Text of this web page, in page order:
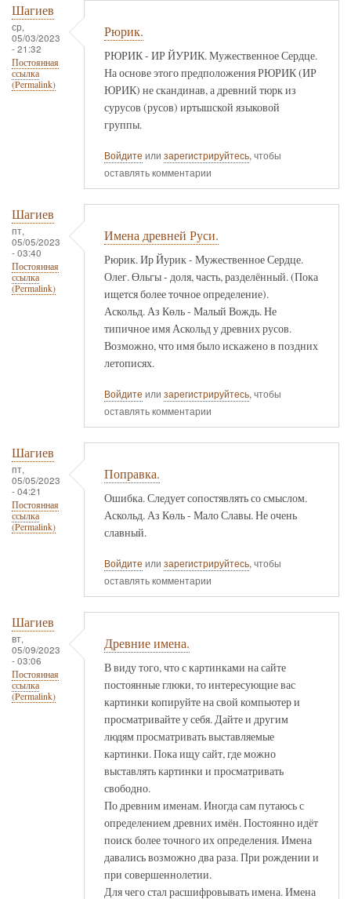
Шагиев
ср,
05/03/2023
- 21:32
Постоянная
ссылка
(Permalink)
Рюрик.
РЮРИК - ИР ЙУРИК. Мужественное Сердце.
На основе этого предположения РЮРИК (ИР
ЮРИК) не скандинав, а древний тюрк из
сурусов (русов) иртышской языковой
группы.
Войдите или зарегистрируйтесь, чтобы
оставлять комментарии
Шагиев
пт,
05/05/2023
- 03:40
Постоянная
ссылка
(Permalink)
Имена древней Руси.
Рюрик. Ир Йурик - Мужественное Сердце.
Олег. Өльгы - доля, часть, разделённый. (Пока
ищется более точное определение).
Аскольд. Аз Көль - Малый Вождь. Не
типичное имя Аскольд у древних русов.
Возможно, что имя было искажено в поздних
летописях.
Войдите или зарегистрируйтесь, чтобы
оставлять комментарии
Шагиев
пт,
05/05/2023
- 04:21
Постоянная
ссылка
(Permalink)
Поправка.
Ошибка. Следует сопостявлять со смыслом.
Аскольд. Аз Көль - Мало Славы. Не очень
славный.
Войдите или зарегистрируйтесь, чтобы
оставлять комментарии
Шагиев
вт,
05/09/2023
- 03:06
Постоянная
ссылка
(Permalink)
Древние имена.
В виду того, что с картинками на сайте
постоянные глюки, то интересующие вас
картинки копируйте на свой компьютер и
просматривайте у себя. Дайте и другим
людям просматривать выставляемые
картинки. Пока ищу сайт, где можно
выставлять картинки и просматривать
свободно.
По древним именам. Иногда сам путаюсь с
определением древних имён. Постоянно идёт
поиск более точного их определения. Имена
давались возможно два раза. При рождении и
при совершеннолетии.
Для чего стал расшифровывать имена. Имена